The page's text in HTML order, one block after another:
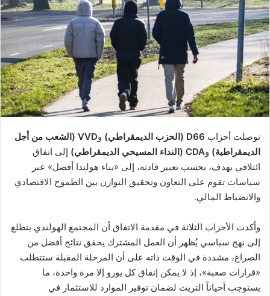
توصلت أحزاب D66 (الحزب الديمقراطي) و
VVD (الشعب من أجل
الديمقراطية) وCDA (النداء المسيحي الديمقراطي)
إلى اتفاق
ائتلافي يهدف، بحسب تعبير قادته، إلى «بناء هولندا أفضل» عبر
سياسات تقوم على التعاون وتحقيق التوازن بين الطموح الاقتصادي
والانضباط المالي.
وأكدت الأحزاب الثلاثة في مقدمة الاتفاق أن المجتمع الهولندي يتطلع
إلى نهج سياسي يُظهر أن العمل المشترك يحقق نتائج أفضل من
الصراع، مشددة في الوقت ذاته على أن المرحلة المقبلة ستتطلب
«قرارات صعبة»، إذ لا يمكن إنفاق كل يورو إلا مرة واحدة، ما
يستوجب أحياناً التريث لضمان توفير الموارد للاستثمار في